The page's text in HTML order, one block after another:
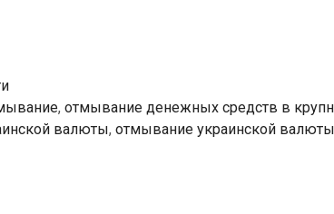
6,5
года
, отмывание денежных средств в
валюты, отмывание украинской валюты